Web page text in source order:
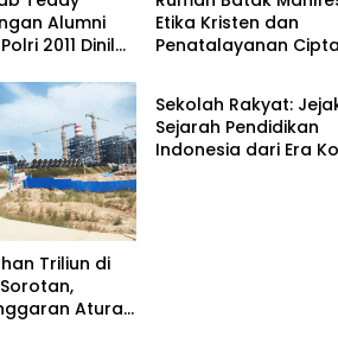
Alumni
2011 Dinilai
Etika Kristen dan
Penatalayanan
Triliun di
Aturan
Berita
Sekolah Rakyat:
Sejarah Pendidikan
Indonesia dari Era